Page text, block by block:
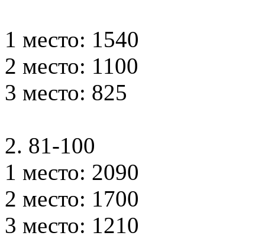
1 место: 1540
2 место: 1100
3 место: 825
2. 81-100
1 место: 2090
2 место: 1700
3 место: 1210